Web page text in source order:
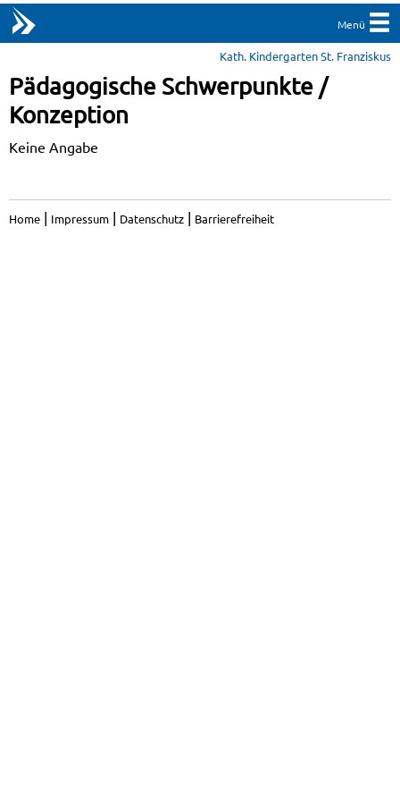
Menü
Kath. Kindergarten St. Franziskus
Pädagogische Schwerpunkte /
Konzeption
Keine Angabe
Home | Impressum | Datenschutz | Barrierefreiheit